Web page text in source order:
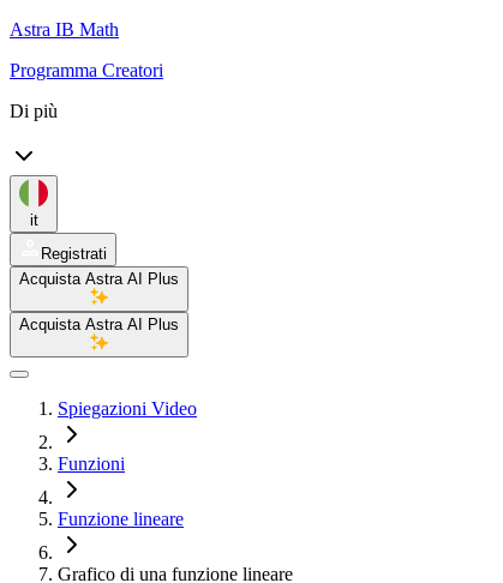
Astra IB Math
Programma Creatori
Di più
it
Registrati
Acquista Astra AI Plus
Acquista Astra AI Plus
Spiegazioni Video
Funzioni
Funzione lineare
Grafico di una funzione lineare